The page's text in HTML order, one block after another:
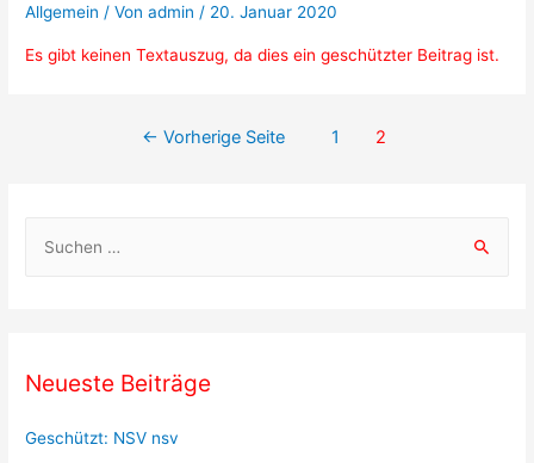
Allgemein / Vonadmin / 20. Januar 2020
Es gibt keinen Textauszug, da dies ein geschützter Beitrag ist.
Beitragsnavigation
← Vorherige Seite 1 2
n
Neueste Beiträge
Geschützt: NSV nsv